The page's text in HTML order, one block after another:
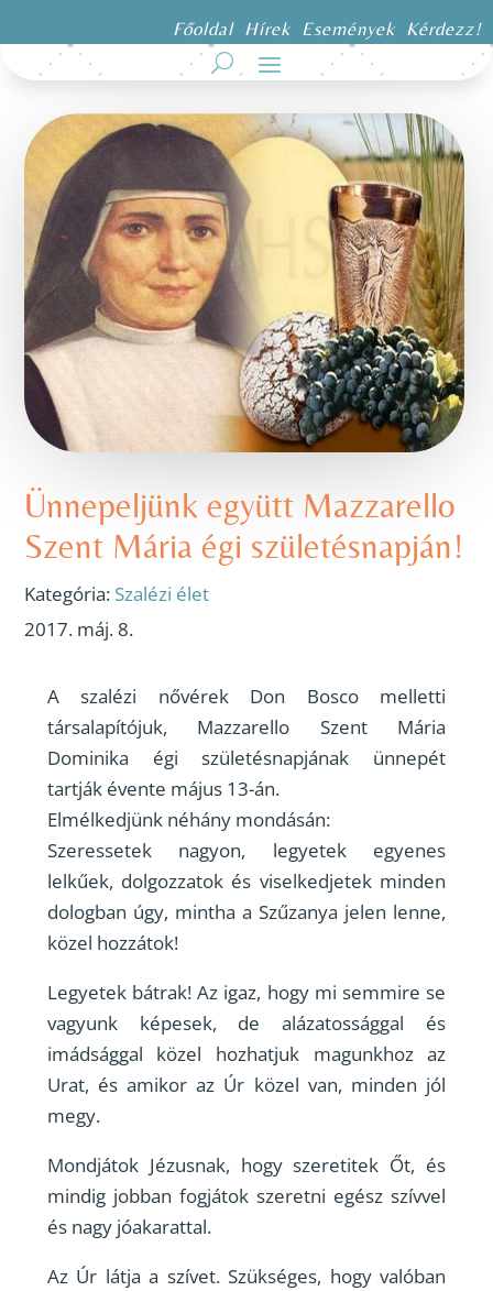
Főoldal Hírek Események Kérdezz!
Ünnepeljünk együtt Mazzarello
Szent Mária égi születésnapján!
Kategória: Szalézi élet
2017. máj. 8.
A szalézi nővérek Don Bosco melletti
társalapítójuk, Mazzarello Szent Mária
Dominika égi születésnapjának ünnepét
tartják évente május 13-án.
Elmélkedjünk néhány mondásán:
Szeressetek nagyon, legyetek egyenes
lelkűek, dolgozzatok és viselkedjetek minden
dologban úgy, mintha a Szűzanya jelen lenne,
közel hozzátok!
Legyetek bátrak! Az igaz, hogy mi semmire se
vagyunk képesek, de alázatossággal és
imádsággal közel hozhatjuk magunkhoz az
Urat, és amikor az Úr közel van, minden jól
megy.
Mondjátok Jézusnak, hogy szeretitek Őt, és
mindig jobban fogjátok szeretni egész szívvel
és nagy jóakarattal.
Az Úr látja a szívet. Szükséges, hogy valóban